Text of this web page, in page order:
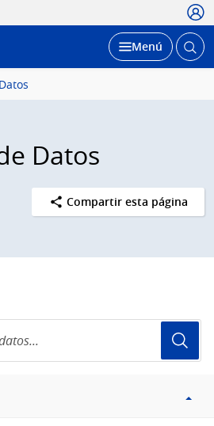
Desplegar
Menú Abrir
Datos
Compartir esta página